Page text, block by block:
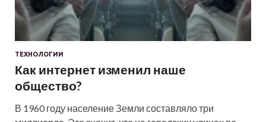
ТЕХНОЛОГИИ
Как интернет изменил наше
общество?
В 1960 году население Земли составляло три